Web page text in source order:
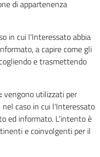
di appartenenza
in cui l'Interessato abbia
a capire come gli
e trasmettendo
vengono utilizzati per
caso in cui l'Interessato
ed informato. L'intento è
e coinvolgenti per il